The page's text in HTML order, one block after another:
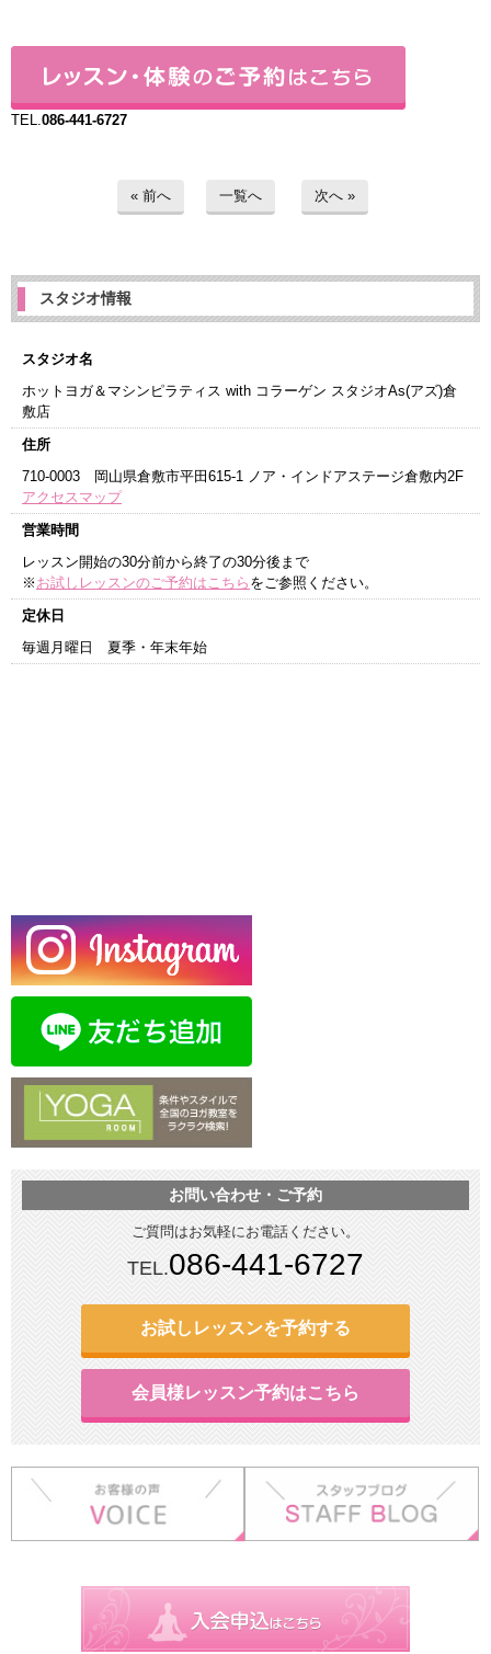
TEL.086-441-6727
« 前へ 一覧へ 次へ »
スタジオ情報
スタジオ名
ホットヨガ＆マシンピラティス with コラーゲン スタジオAs(アズ)倉
敷店
住所
710-0003 岡山県倉敷市平田615-1 ノア・インドアステージ倉敷内2F
アクセスマップ
営業時間
レッスン開始の30分前から終了の30分後まで
※ お試しレッスンのご予約はこちら をご参照ください。
定休日
毎週月曜日 夏季・年末年始
お問い合わせ・ご予約
ご質問はお気軽にお電話ください。
TEL.086-441-6727
お試しレッスンを予約する
会員様レッスン予約はこちら